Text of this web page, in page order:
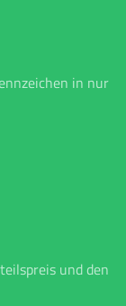
in nur
und den